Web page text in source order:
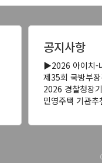
공지사항
▶2026 아이치-
제35회 국방부
2026 경찰청장
민영주택 기관